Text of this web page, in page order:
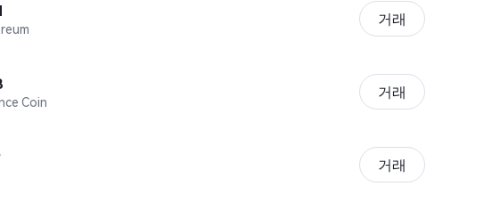
거래
Coin
거래
거래